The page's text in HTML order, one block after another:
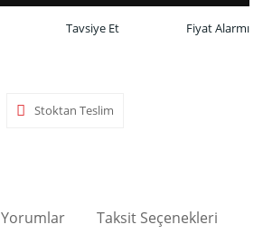
Tavsiye Et
Fiyat Alarmı
Stoktan Teslim
Yorumlar Taksit Seçenekleri